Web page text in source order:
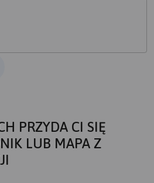
PRZYDA CI SIĘ
LUB MAPA Z